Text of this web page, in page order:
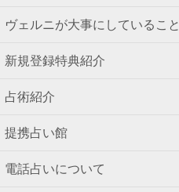
ヴェルニが大事にしていること
新規登録特典紹介
占術紹介
提携占い館
電話占いについて